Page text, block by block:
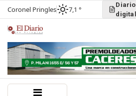
Coronel Pringles 7,1 °
Diario
digital